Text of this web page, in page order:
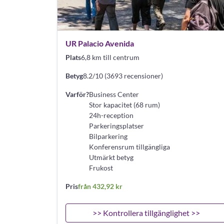
UR Palacio Avenida
Plats6,8 km till centrum
Betyg8.2/10 (3693 recensioner)
Varför?Business Center
Stor kapacitet (68 rum)
24h-reception
Parkeringsplatser
Bilparkering
Konferensrum tillgängliga
Utmärkt betyg
Frukost
Prisfrån 432,92 kr
>> Kontrollera tillgänglighet >>